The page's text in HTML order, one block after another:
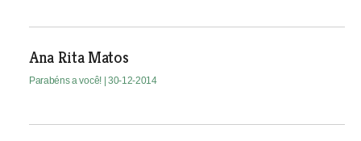
Ana Rita Matos
Parabéns a você! | 30-12-2014